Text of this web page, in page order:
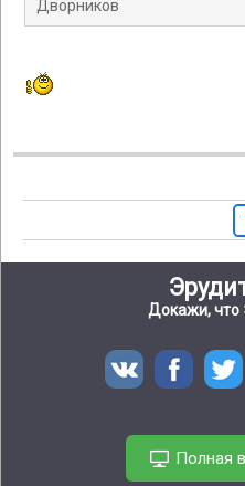
Дворников
Докажи, что
Полная